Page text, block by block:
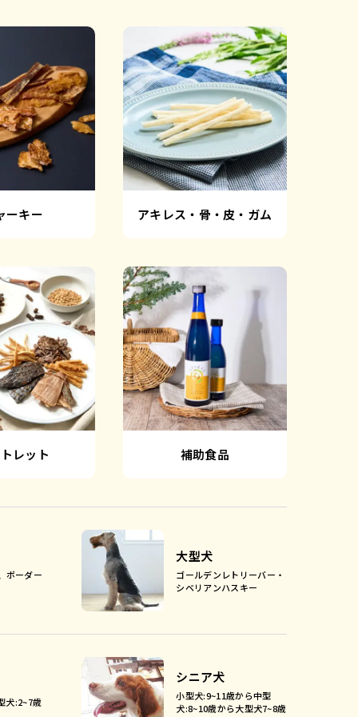
ーキー アキレス・骨・皮・ガム
レット 補助食品
ボーダー
大型犬
ゴールデンレトリーバー・
シベリアンハスキー
犬:2~7歳
シニア犬
小型犬:9~11歳から中型
犬:8~10歳から大型犬7~8歳